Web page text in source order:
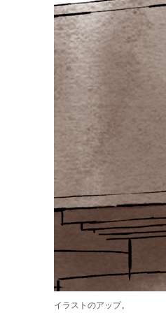
イラストのアップ。